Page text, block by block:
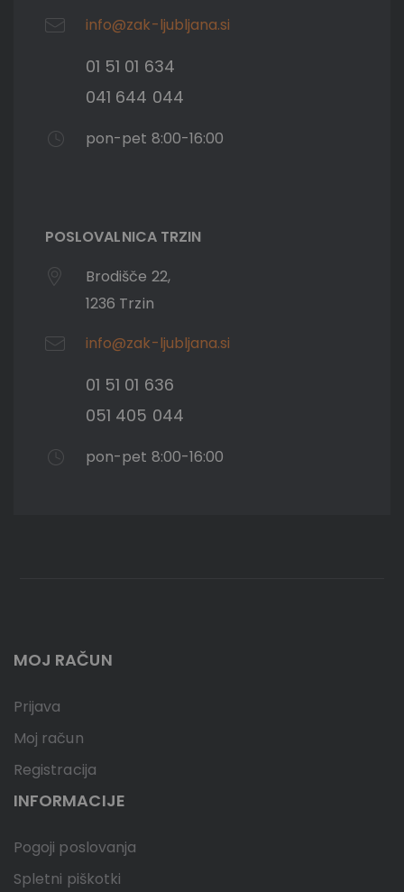
info@zak-ljubljana.si
01 51 01 634
041 644 044
pon-pet 8:00-16:00
POSLOVALNICA TRZIN
Brodišče 22,
1236 Trzin
info@zak-ljubljana.si
01 51 01 636
051 405 044
pon-pet 8:00-16:00
MOJ RAČUN
Prijava
Moj račun
Registracija
INFORMACIJE
Pogoji poslovanja
Spletni piškotki